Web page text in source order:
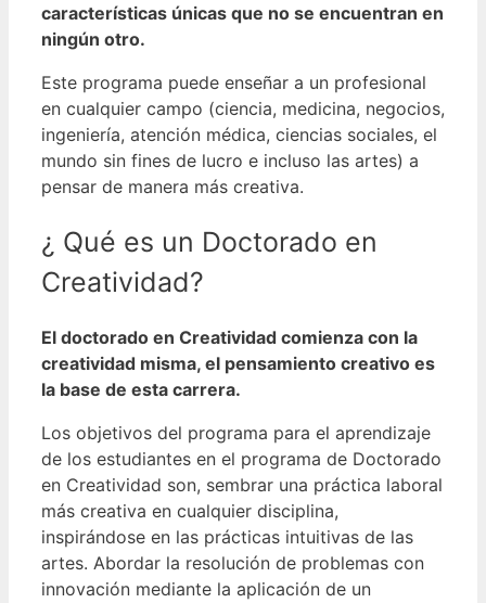
características únicas que no se encuentran en
ningún otro.
Este programa puede enseñar a un profesional
en cualquier campo (ciencia, medicina, negocios,
ingeniería, atención médica, ciencias sociales, el
mundo sin fines de lucro e incluso las artes) a
pensar de manera más creativa.
¿ Qué es un Doctorado en
Creatividad?
El doctorado en Creatividad comienza con la
creatividad misma, el pensamiento creativo es
la base de esta carrera.
Los objetivos del programa para el aprendizaje
de los estudiantes en el programa de Doctorado
en Creatividad son, sembrar una práctica laboral
más creativa en cualquier disciplina,
inspirándose en las prácticas intuitivas de las
artes. Abordar la resolución de problemas con
innovación mediante la aplicación de un